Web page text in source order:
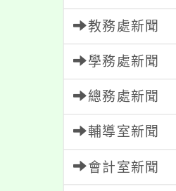
教務處新聞
學務處新聞
總務處新聞
輔導室新聞
會計室新聞